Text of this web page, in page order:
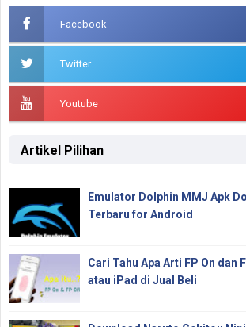
Facebook
Twitter
Youtube
Artikel Pilihan
Emulator Dolphin MMJ Apk
Terbaru for Android
Cari Tahu Apa Arti FP On dan
atau iPad di Jual Beli